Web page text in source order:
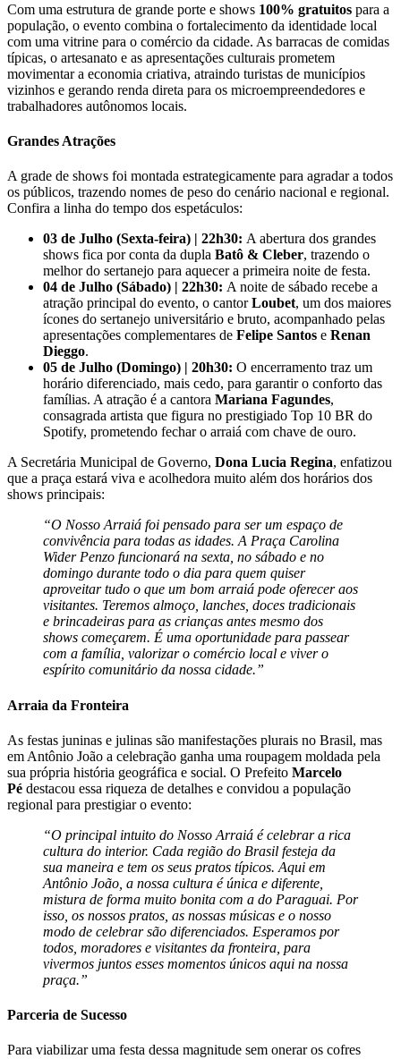
Com uma estrutura de grande porte e shows 100% gratuitos para a
população, o evento combina o fortalecimento da identidade local
com uma vitrine para o comércio da cidade. As barracas de comidas
típicas, o artesanato e as apresentações culturais prometem
movimentar a economia criativa, atraindo turistas de municípios
vizinhos e gerando renda direta para os microempreendedores e
trabalhadores autônomos locais.
Grandes Atrações
A grade de shows foi montada estrategicamente para agradar a todos
os públicos, trazendo nomes de peso do cenário nacional e regional.
Confira a linha do tempo dos espetáculos:
03 de Julho (Sexta-feira) | 22h30: A abertura dos grandes
shows fica por conta da dupla Batô & Cleber, trazendo o
melhor do sertanejo para aquecer a primeira noite de festa.
04 de Julho (Sábado) | 22h30: A noite de sábado recebe a
atração principal do evento, o cantorLoubet, um dos maiores
ícones do sertanejo universitário e bruto, acompanhado pelas
apresentações complementares de Felipe Santos e Renan
Dieggo.
05 de Julho (Domingo) | 20h30: O encerramento traz um
horário diferenciado, mais cedo, para garantir o conforto das
famílias. A atração é a cantora Mariana Fagundes,
consagrada artista que figura no prestigiado Top 10 BR do
Spotify, prometendo fechar o arraiá com chave de ouro.
A Secretária Municipal de Governo, Dona Lucia Regina, enfatizou
que a praça estará viva e acolhedora muito além dos horários dos
shows principais:
“O Nosso Arraiá foi pensado para ser um espaço de
convivência para todas as idades. A Praça Carolina
Wider Penzo funcionará na sexta, no sábado e no
domingo durante todo o dia para quem quiser
aproveitar tudo o que um bom arraiá pode oferecer aos
visitantes. Teremos almoço, lanches, doces tradicionais
e brincadeiras para as crianças antes mesmo dos
shows começarem. É uma oportunidade para passear
com a família, valorizar o comércio local e viver o
espírito comunitário da nossa cidade.”
Arraia da Fronteira
As festas juninas e julinas são manifestações plurais no Brasil, mas
em Antônio João a celebração ganha uma roupagem moldada pela
sua própria história geográfica e social. O Prefeito Marcelo
Pé destacou essa riqueza de detalhes e convidou a população
regional para prestigiar o evento:
“O principal intuito do Nosso Arraiá é celebrar a rica
cultura do interior. Cada região do Brasil festeja da
sua maneira e tem os seus pratos típicos. Aqui em
Antônio João, a nossa cultura é única e diferente,
mistura de forma muito bonita com a do Paraguai. Por
isso, os nossos pratos, as nossas músicas e o nosso
modo de celebrar são diferenciados. Esperamos por
todos, moradores e visitantes da fronteira, para
vivermos juntos esses momentos únicos aqui na nossa
praça.”
Parceria de Sucesso
Para viabilizar uma festa dessa magnitude sem onerar os cofres